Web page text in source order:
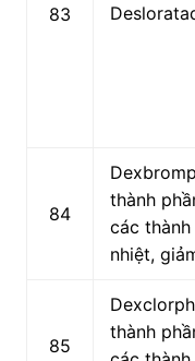
83
84
thành
các
nhiệt,
85
thành